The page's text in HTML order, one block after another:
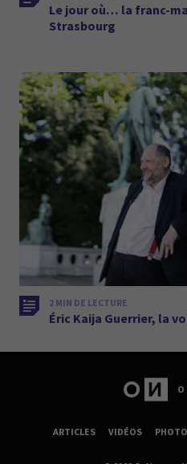
Le jour où… la franc-
Strasbourg
2 MIN DE LECTURE
Éric Kaija Guerrier, la
ARTICLES VIDÉOS